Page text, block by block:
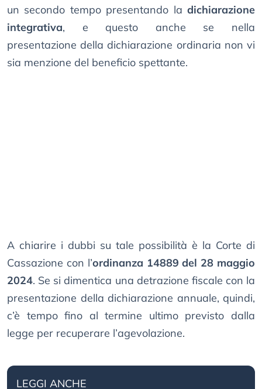
un secondo tempo presentando la dichiarazione
integrativa, e questo anche se nella
presentazione della dichiarazione ordinaria non vi
sia menzione del beneficio spettante.
A chiarire i dubbi su tale possibilità è la Corte di
Cassazione con l’ordinanza 14889 del 28 maggio
2024. Se si dimentica una detrazione fiscale con la
presentazione della dichiarazione annuale, quindi,
c’è tempo fino al termine ultimo previsto dalla
legge per recuperare l’agevolazione.
LEGGI ANCHE